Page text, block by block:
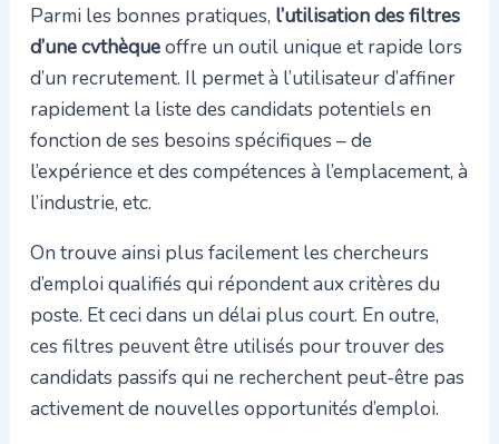
Parmi les bonnes pratiques, l’utilisation des filtres
d’une cvthèqueoffre un outil unique et rapide lors
d’un recrutement. Il permet à l’utilisateur d’affiner
rapidement la liste des candidats potentiels en
fonction de ses besoins spécifiques – de
l’expérience et des compétences à l’emplacement, à
l’industrie, etc.
On trouve ainsi plus facilement les chercheurs
d’emploi qualifiés qui répondent aux critères du
poste. Et ceci dans un délai plus court. En outre,
ces filtres peuvent être utilisés pour trouver des
candidats passifs qui ne recherchent peut-être pas
activement de nouvelles opportunités d’emploi.